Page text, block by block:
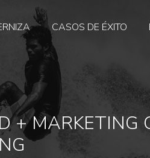
CASOS DE ÉXITO
+ MARKETING